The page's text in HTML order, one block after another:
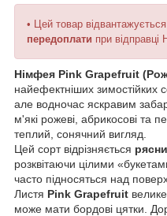
• Цей товар
передоплати при
Німфея Pink Grapefruit
найефектніших зимостійких
але водночас яскравим
м'які рожеві, абрикосові та
теплий, сонячний вигляд.
Цей сорт відрізняється
розквітаючи цілими
часто підносяться над
Листя Pink Grapefruit
може мати бордові цятки.